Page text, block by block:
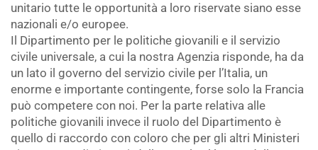
unitario tutte le opportunità a loro riservate siano esse
nazionali e/o europee.
Il Dipartimento per le politiche giovanili e il servizio
civile universale, a cui la nostra Agenzia risponde, ha da
un lato il governo del servizio civile per l’Italia, un
enorme e importante contingente, forse solo la Francia
può competere con noi. Per la parte relativa alle
politiche giovanili invece il ruolo del Dipartimento è
quello di raccordo con coloro che per gli altri Ministeri